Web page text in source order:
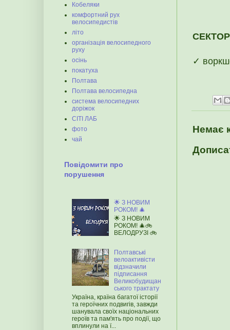
СЕКТОР
✓
Немає
Кобеляки
комфортний рух
велосипедистів
літо
організація велосипедного
руху
осінь
покатуха
Полтава
Полтава велосипедна
система велосипедних
доріжок
СІТІ ЛАБ
фото
чай
Повідомити про
порушення
🌟 З НОВИМ
РОКОМ! 🎄
🌟 З НОВИМ
РОКОМ! 🎄🚲
ВЕЛОДРУЗІ 🚲
Полтавські
велоактивісти
відзначили
підписання
Великобудищан
ського трактату
Україна, країна багатої історії
та героїчних подвигів, завжди
шанувала своїх національних
героїв та пам'ять про події, що
вплинули на ї...